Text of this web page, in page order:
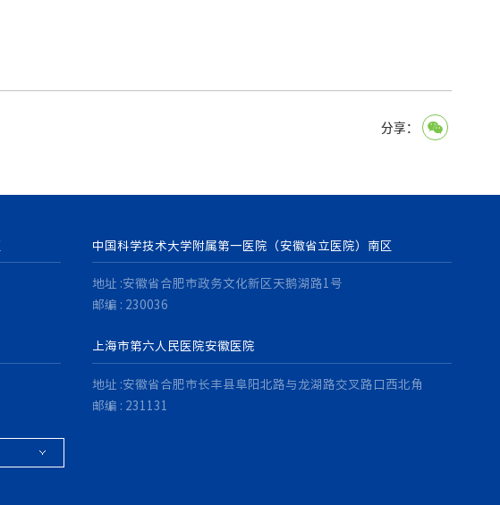
分享：
中国科学技术大学附属第一医院（安徽省立医院）南区
地址 :安徽省合肥市政务文化新区天鹅湖路1号
邮编 : 230036
上海市第六人民医院安徽医院
地址 :安徽省合肥市长丰县阜阳北路与龙湖路交叉路口西北角
邮编 : 231131